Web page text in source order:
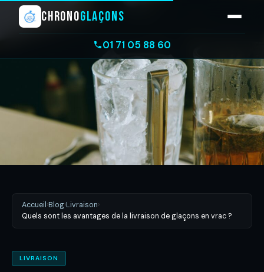
CHRONOGLAÇONS
01 71 05 88 60
Accueil ›Blog›Livraison›
Quels sont les avantages de la livraison de glaçons en vrac ?
LIVRAISON